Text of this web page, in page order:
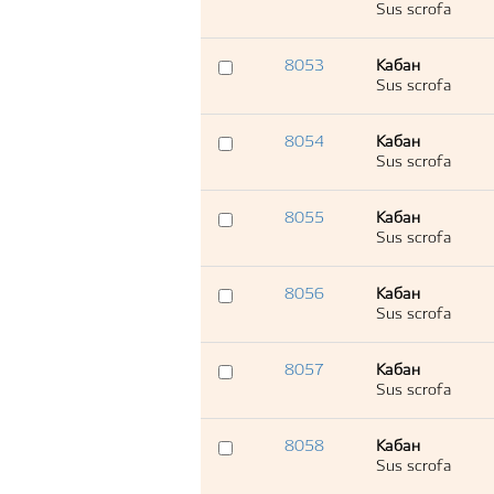
Sus scrofa
8053
Кабан
Sus scrofa
8054
Кабан
Sus scrofa
8055
Кабан
Sus scrofa
8056
Кабан
Sus scrofa
8057
Кабан
Sus scrofa
8058
Кабан
Sus scrofa